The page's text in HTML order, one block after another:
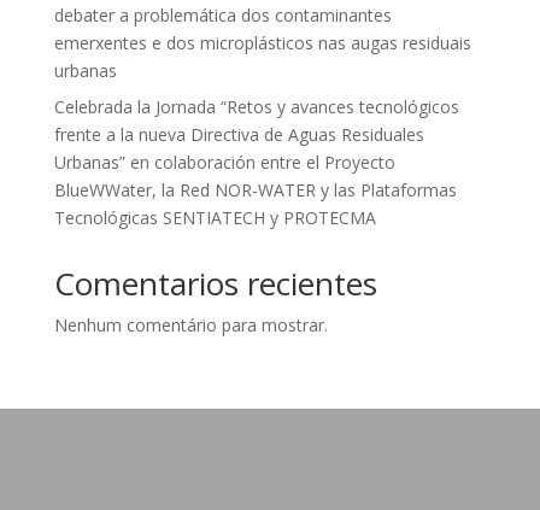
debater a problemática dos contaminantes
emerxentes e dos microplásticos nas augas residuais
urbanas
Celebrada la Jornada “Retos y avances tecnológicos
frente a la nueva Directiva de Aguas Residuales
Urbanas” en colaboración entre el Proyecto
BlueWWater, la Red NOR-WATER y las Plataformas
Tecnológicas SENTIATECH y PROTECMA
Comentarios recientes
Nenhum comentário para mostrar.